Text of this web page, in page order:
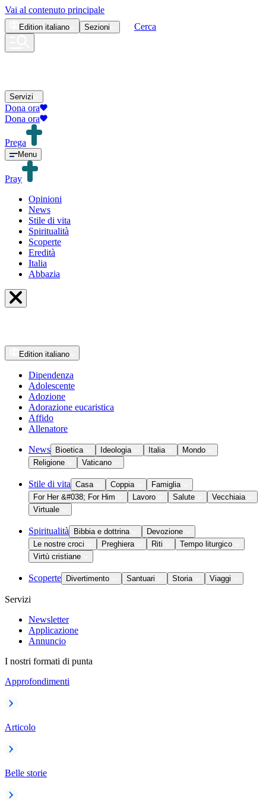
Vai al contenuto principale
Edition italiano Sezioni Cerca
Servizi
Dona ora
Dona ora
Prega
Menu
Pray
Opinioni
News
Stile di vita
Spiritualità
Scoperte
Eredità
Italia
Abbazia
Edition italiano
Dipendenza
Adolescente
Adozione
Adorazione eucaristica
Affido
Allenatore
News Bioetica Ideologia Italia
Mondo
Religione
Vaticano
Stile di vita Casa Coppia
Famiglia
For Her &#038; For Him
Lavoro Salute
Vecchiaia
Virtuale
Spiritualità Bibbia e dottrina
Devozione
Le nostre croci
Preghiera Riti
Tempo liturgico
Virtù cristiane
Scoperte Divertimento Santuari Storia Viaggi
Servizi
Newsletter
Applicazione
Annuncio
I nostri formati di punta
Approfondimenti
Articolo
Belle storie